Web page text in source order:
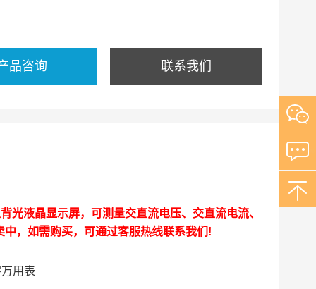
品咨询 联系我们
光液晶显示屏，可测量交直流电压、交直流电流、
，如需购买，可通过客服热线联系我们!